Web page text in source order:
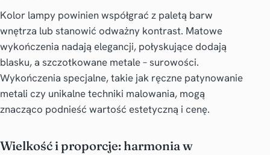
Kolor lampy powinien współgrać z paletą barw
wnętrza lub stanowić odważny kontrast. Matowe
wykończenia nadają elegancji, połyskujące dodają
blasku, a szczotkowane metale – surowości.
Wykończenia specjalne, takie jak ręczne patynowanie
metali czy unikalne techniki malowania, mogą
znacząco podnieść wartość estetyczną i cenę.
Wielkość i proporcje: harmonia w